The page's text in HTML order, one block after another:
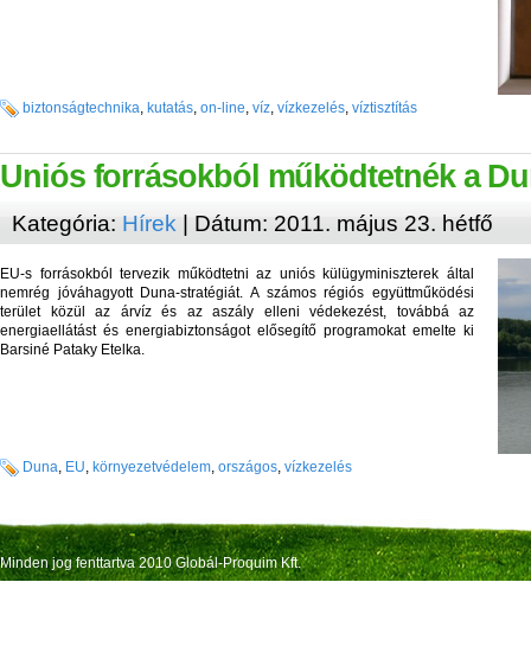
biztonságtechnika, kutatás, on-line, víz, vízkezelés, víztisztítás
Uniós forrásokból működtetnék a
Kategória: Hírek | Dátum: 2011. május 23. hétfő
EU-s forrásokból tervezik működtetni az uniós külügyminiszterek által
nemrég jóváhagyott Duna-stratégiát. A számos régiós együttműködési
terület közül az árvíz és az aszály elleni védekezést, továbbá az
energiaellátást és energiabiztonságot elősegítő programokat emelte ki
Barsiné Pataky Etelka.
Duna EU környezetvédelem országos vízkezelés
Minden jog fenttartva 2010 Globál-Proquim Kft.